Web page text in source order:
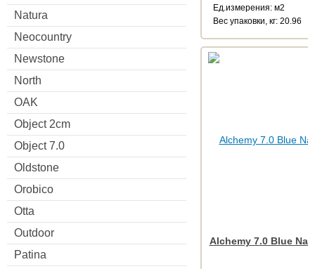
Natura
Neocountry
Newstone
North
OAK
Object 2cm
Object 7.0
Oldstone
Orobico
Otta
Outdoor
Patina
Ед.измерения: м2
Веc упаковки, кг: 20.96
Alchemy 7.0 Blue